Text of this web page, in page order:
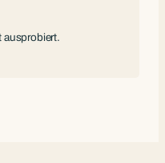
ausprobiert.